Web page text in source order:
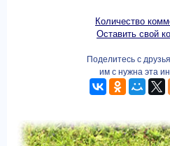
Количество
Оставить свой
Поделитесь с
им с нужна эта